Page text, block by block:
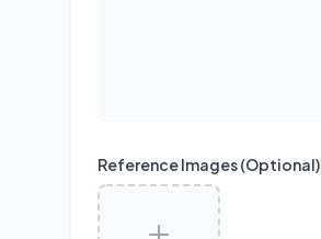
Reference Images (Optional)